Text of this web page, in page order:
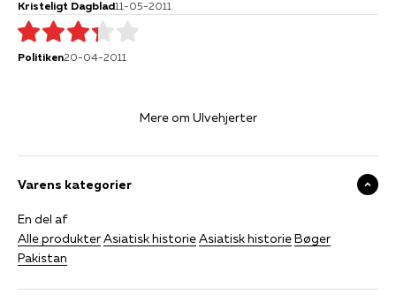
Kristeligt Dagblad11-05-2011
Politiken20-04-2011
Mere om Ulvehjerter
Varens kategorier
En del af
Alle produkterAsiatisk historieAsiatisk historieBøger
Pakistan